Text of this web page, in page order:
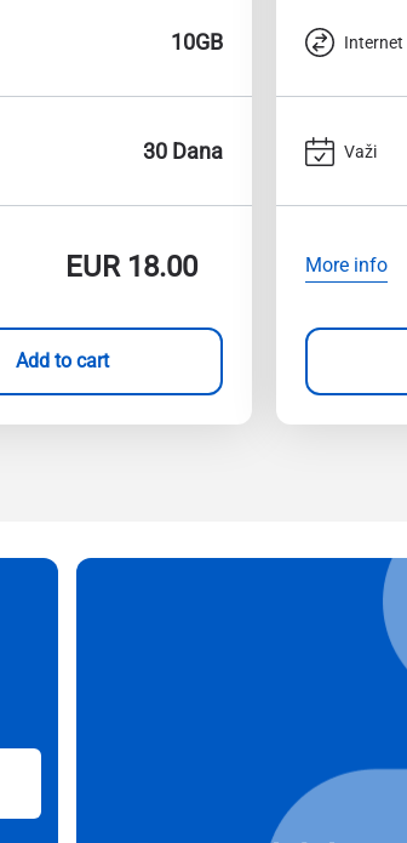
10GB
30 Dana
EUR18.00
Add to cart
Internet
Važi
More info